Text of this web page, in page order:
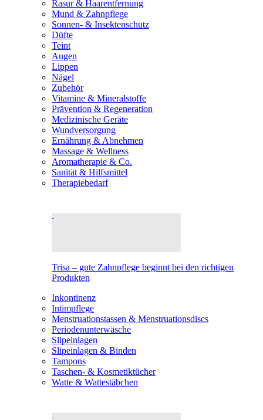
Rasur & Haarentfernung
Mund & Zahnpflege
Sonnen- & Insektenschutz
Düfte
Teint
Augen
Lippen
Nägel
Zubehör
Vitamine & Mineralstoffe
Prävention & Regeneration
Medizinische Geräte
Wundversorgung
Ernährung & Abnehmen
Massage & Wellness
Aromatherapie & Co.
Sanität & Hilfsmittel
Therapiebedarf
Trisa – gute Zahnpflege beginnt bei den richtigen
Produkten
Inkontinenz
Intimpflege
Menstruationstassen & Menstruationsdiscs
Periodenunterwäsche
Slipeinlagen
Slipeinlagen & Binden
Tampons
Taschen- & Kosmetiktücher
Watte & Wattestäbchen